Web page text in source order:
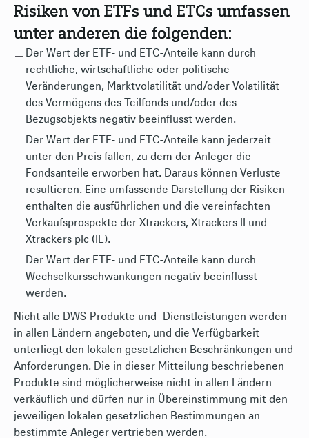
Risiken von ETFs und ETCs umfassen
unter anderen die folgenden:
Der Wert der ETF- und ETC-Anteile kann durch
rechtliche, wirtschaftliche oder politische
Veränderungen, Marktvolatilität und/oder Volatilität
des Vermögens des Teilfonds und/oder des
Bezugsobjekts negativ beeinflusst werden.
Der Wert der ETF- und ETC-Anteile kann jederzeit
unter den Preis fallen, zu dem der Anleger die
Fondsanteile erworben hat. Daraus können Verluste
resultieren. Eine umfassende Darstellung der Risiken
enthalten die ausführlichen und die vereinfachten
Verkaufsprospekte der Xtrackers, Xtrackers II und
Xtrackers plc (IE).
Der Wert der ETF- und ETC-Anteile kann durch
Wechselkursschwankungen negativ beeinflusst
werden.
Nicht alle DWS-Produkte und -Dienstleistungen werden
in allen Ländern angeboten, und die Verfügbarkeit
unterliegt den lokalen gesetzlichen Beschränkungen und
Anforderungen. Die in dieser Mitteilung beschriebenen
Produkte sind möglicherweise nicht in allen Ländern
verkäuflich und dürfen nur in Übereinstimmung mit den
jeweiligen lokalen gesetzlichen Bestimmungen an
bestimmte Anleger vertrieben werden.